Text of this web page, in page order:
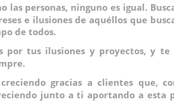
las personas, ninguno es igual.
e ilusiones de aquéllos que
de todos.
por tus ilusiones y proyectos, y te
gracias a clientes que,
junto a ti aportando a esta